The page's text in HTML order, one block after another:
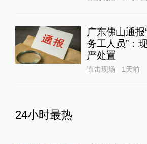
广东佛山通
务工人员”：
严处置
直击现场 1天前
24小时最热